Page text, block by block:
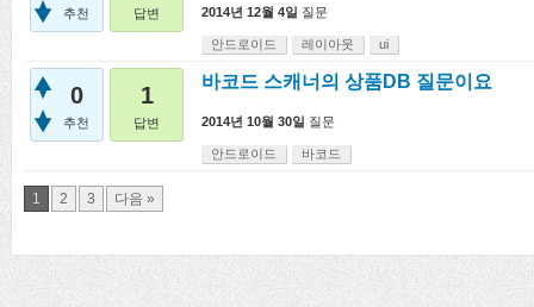
추천 답변 2014년 12월 4일 질문
안드로이드 레이아웃 ui
0
추천
1
답변
바코드 스캐너의 상품DB 질문이요
2014년 10월 30일 질문
안드로이드 바코드
1 2 3 다음 »